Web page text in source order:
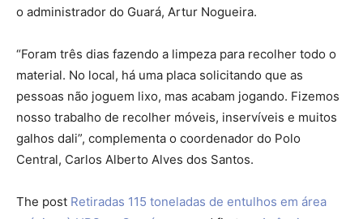
o administrador do Guará, Artur Nogueira.
“Foram três dias fazendo a limpeza para recolher todo o
material. No local, há uma placa solicitando que as
pessoas não joguem lixo, mas acabam jogando. Fizemos
nosso trabalho de recolher móveis, inservíveis e muitos
galhos dali”, complementa o coordenador do Polo
Central, Carlos Alberto Alves dos Santos.
The post Retiradas 115 toneladas de entulhos em área